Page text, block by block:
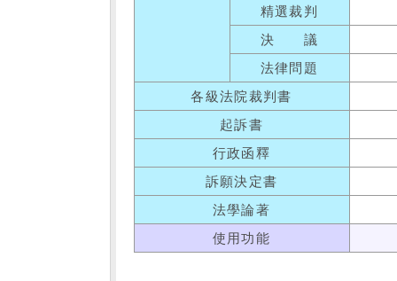
精選裁判
決 議
法律問題
各級法院裁判書
起訴書
行政函釋
訴願決定書
法學論著
使用功能